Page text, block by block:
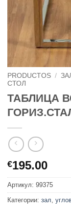
PRODUCTOS /
СТОЛ
ТАБЛИЦА
€195.00
Артикул: 99375
Категории: зал,